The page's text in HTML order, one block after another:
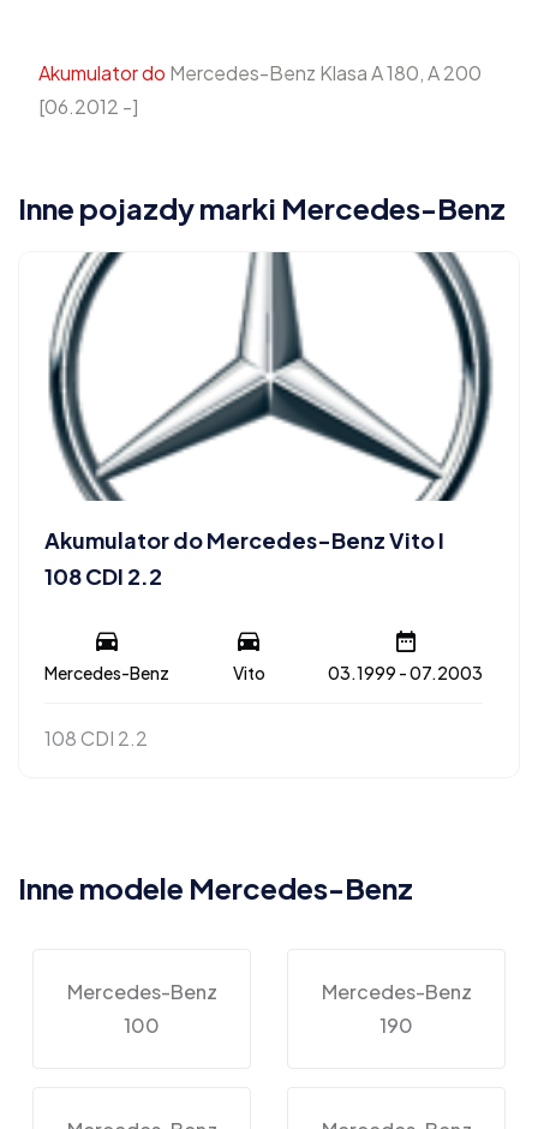
Akumulator do Mercedes-Benz Klasa A 180, A 200
[06.2012 -]
Inne pojazdy marki Mercedes-Benz
Akumulator do Mercedes-Benz Vito I
108 CDI 2.2
Mercedes-Benz Vito 03.1999 - 07.2003
108 CDI 2.2
Inne modele Mercedes-Benz
Mercedes-Benz
100
Mercedes-Benz
190